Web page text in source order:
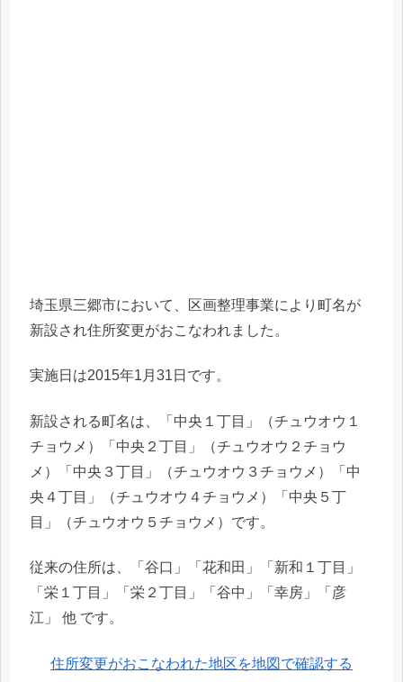
埼玉県三郷市において、区画整理事業により町名が
新設され住所変更がおこなわれました。
実施日は2015年1月31日です。
新設される町名は、「中央１丁目」（チュウオウ１
チョウメ）「中央２丁目」（チュウオウ２チョウ
メ）「中央３丁目」（チュウオウ３チョウメ）「中
央４丁目」（チュウオウ４チョウメ）「中央５丁
目」（チュウオウ５チョウメ）です。
従来の住所は、「谷口」「花和田」「新和１丁目」
「栄１丁目」「栄２丁目」「谷中」「幸房」「彦
江」 他 です。
住所変更がおこなわれた地区を地図で確認する